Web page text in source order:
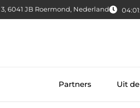
6041 JB Roermond, Nederland
Partners Uit